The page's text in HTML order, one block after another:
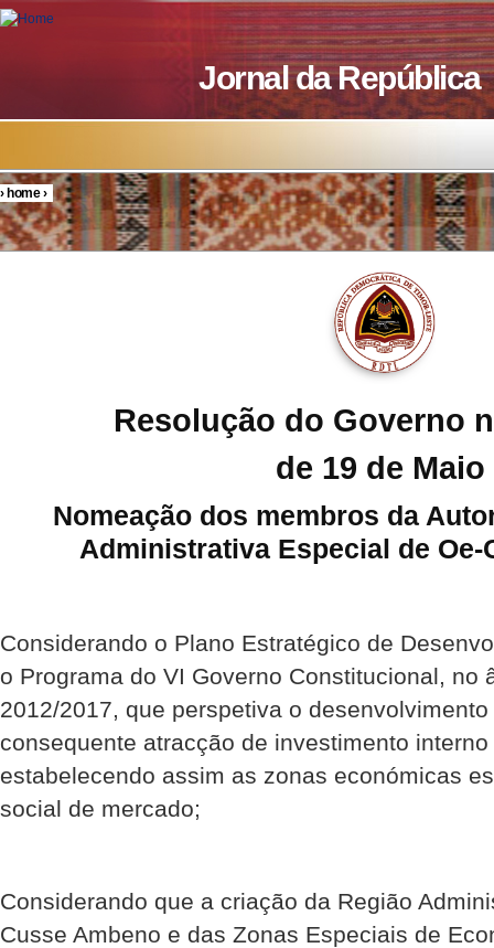
Skip to main content
Jornal da República
You are here
›home›
Resolução do Governo
de 19 de Maio
Nomeação dos membros da
Administrativa Especial de Oe-
Considerando o Plano Estratégico de
o Programa do VI Governo Constitucional, no
2012/2017, que perspetiva o
consequente atracção de investimento
estabelecendo assim as zonas económicas
social de mercado;
Considerando que a criação da Região
Cusse Ambeno e das Zonas Especiais de